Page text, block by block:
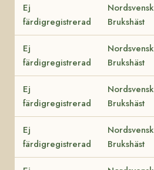
Ej
färdigregistrerad
Nordsvensk
Brukshäst
Ej
färdigregistrerad
Nordsvensk
Brukshäst
Ej
färdigregistrerad
Nordsvensk
Brukshäst
Ej
färdigregistrerad
Nordsvensk
Brukshäst